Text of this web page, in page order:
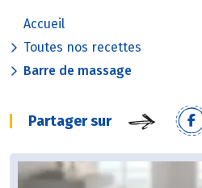
Accueil
Toutes nos recettes
Barre de massage
Partager sur